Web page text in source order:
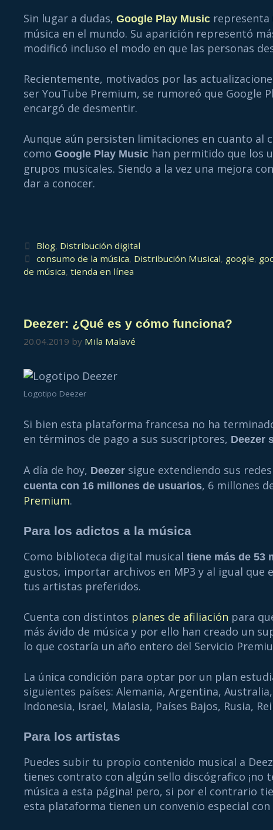
Sin lugar a dudas, Google Play Music representa
música en el mundo. Su aparición representó
modificó incluso el modo en que las personas
Recientemente, motivados por las
ser YouTube Premium, se rumoreó que Google
encargó de desmentir.
Aunque aún persisten limitaciones en cuanto
como Google Play Music han permitido que los
grupos musicales. Siendo a la vez una mejora
dar a conocer.
Blog, Distribución digital
consumo de la música, Distribución Musical, google,
de música, tienda en línea
Deezer: ¿Qué es y cómo funciona?
20.04.2019 by Mila Malavé
Logotipo Deezer
Si bien esta plataforma francesa no ha
en términos de pago a sus suscriptores, Deezer
A día de hoy, Deezer sigue extendiendo sus
cuenta con 16 millones de usuarios, 6 millones
Premium.
Para los adictos a la música
Como biblioteca digital musical tiene más de 53
gustos, importar archivos en MP3 y al igual que
tus artistas preferidos.
Cuenta con distintos planes de afiliación para
más ávido de música y por ello han creado un
lo que costaría un año entero del Servicio
La única condición para optar por un plan
siguientes países: Alemania, Argentina,
Indonesia, Israel, Malasia, Países Bajos, Rusia,
Para los artistas
Puedes subir tu propio contenido musical a
tienes contrato con algún sello discógrafico ¡no
música a esta página! pero, si por el contrario
esta plataforma tienen un convenio especial